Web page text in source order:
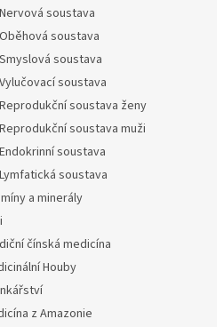
Nervová soustava
Oběhová soustava
Smyslová soustava
Vylučovací soustava
Reprodukční soustava ženy
Reprodukční soustava muži
Endokrinní soustava
Lymfatická soustava
a minerály
čínská medicína
Houby
z Amazonie